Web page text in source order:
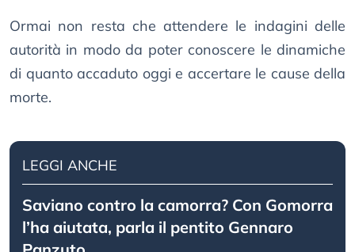
Ormai non resta che attendere le indagini delle
autorità in modo da poter conoscere le dinamiche
di quanto accaduto oggi e accertare le cause della
morte.
LEGGI ANCHE
Saviano contro la camorra? Con Gomorra
l’ha aiutata, parla il pentito Gennaro